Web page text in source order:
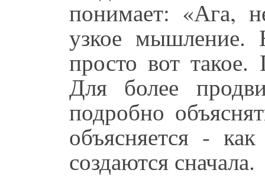
понимает: «Ага,
узкое
просто вот такое.
Для более
подробно
объясняется -
создаются сначала.